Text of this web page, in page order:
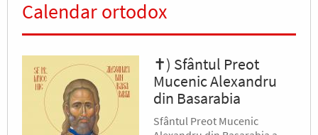
Calendar ortodox
✝) Sfântul Preot
Mucenic Alexandru
din Basarabia
Sfântul Preot Mucenic